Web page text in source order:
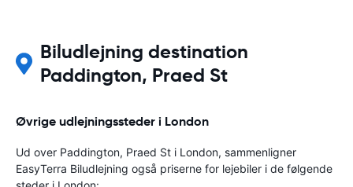
Biludlejning destination
Paddington, Praed St
Øvrige udlejningssteder i London
Ud over Paddington, Praed St i London, sammenligner
EasyTerra Biludlejning også priserne for lejebiler i de følgende